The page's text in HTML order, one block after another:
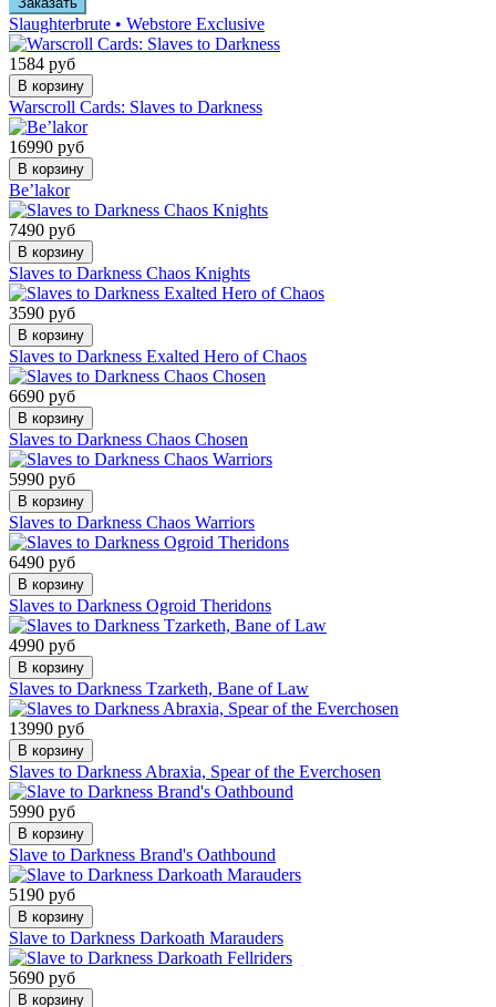
Slaughterbrute • Webstore Exclusive
1584 руб
В корзину
Warscroll Cards: Slaves to Darkness
16990 руб
В корзину
Be’lakor
7490 руб
В корзину
Slaves to Darkness Chaos Knights
3590 руб
В корзину
Slaves to Darkness Exalted Hero of Chaos
6690 руб
В корзину
Slaves to Darkness Chaos Chosen
5990 руб
В корзину
Slaves to Darkness Chaos Warriors
6490 руб
В корзину
Slaves to Darkness Ogroid Theridons
4990 руб
В корзину
Slaves to Darkness Tzarketh, Bane of Law
13990 руб
В корзину
Slaves to Darkness Abraxia, Spear of the Everchosen
5990 руб
В корзину
Slave to Darkness Brand's Oathbound
5190 руб
В корзину
Slave to Darkness Darkoath Marauders
5690 руб
В корзину